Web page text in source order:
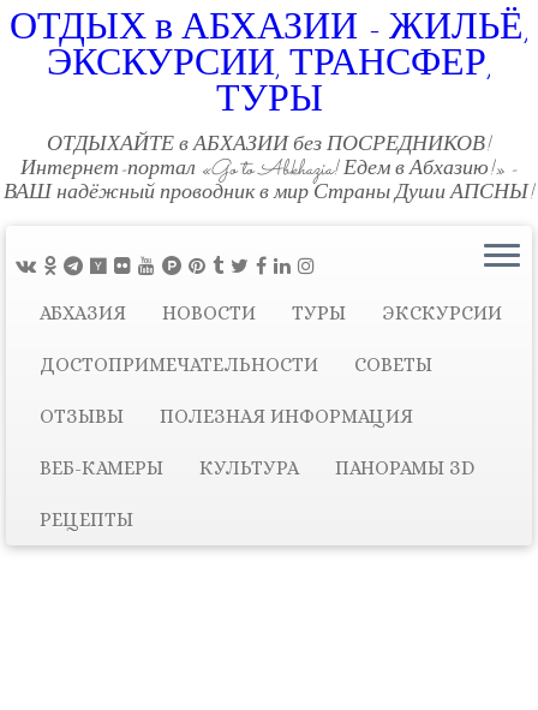
ОТДЫХ в АБХАЗИИ - ЖИЛЬЁ,
ЭКСКУРСИИ, ТРАНСФЕР,
ТУРЫ
ОТДЫХАЙТЕ в АБХАЗИИ без ПОСРЕДНИКОВ!
Интернет-портал «Go to Abkhazia! Едем в Абхазию!» -
ВАШ надёжный проводник в мир Страны Души АПСНЫ!
АБХАЗИЯ НОВОСТИ ТУРЫ ЭКСКУРСИИ
ДОСТОПРИМЕЧАТЕЛЬНОСТИ СОВЕТЫ
ОТЗЫВЫ ПОЛЕЗНАЯ ИНФОРМАЦИЯ
ВЕБ-КАМЕРЫ КУЛЬТУРА ПАНОРАМЫ ЗD
РЕЦЕПТЫ